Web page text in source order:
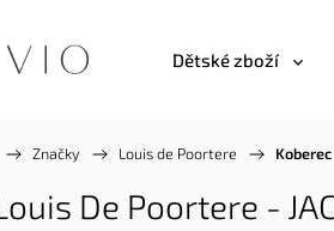
Dětské zboží
/ Značky / Louis de Poortere /
De Poortere -